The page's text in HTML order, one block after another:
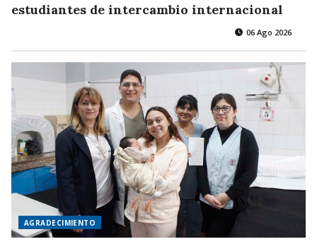
estudiantes de intercambio internacional
06 Ago 2026
AGRADECIMIENTO